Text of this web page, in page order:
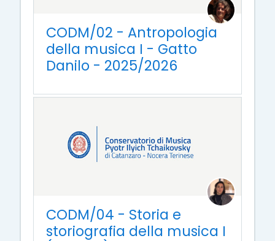
CODM/02 - Antropologia
della musica I - Gatto
Danilo - 2025/2026
CODM/04 - Storia e
storiografia della musica I